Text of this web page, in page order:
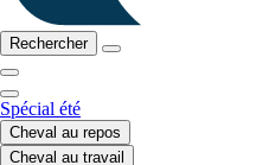
Rechercher
Spécial été
Cheval au repos
Cheval au travail